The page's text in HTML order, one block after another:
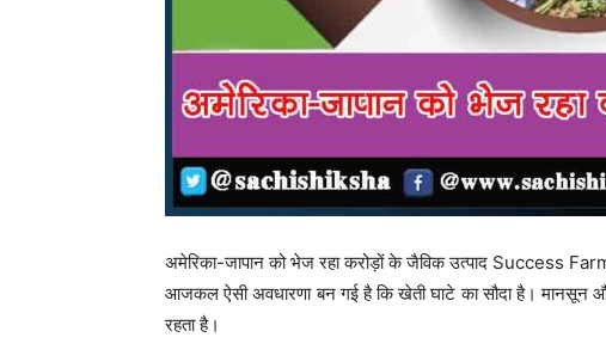
अमेरिका-जापान को भेज रहा करोड़ों के जैविक उत्पाद Success
आजकल ऐसी अवधारणा बन गई है कि खेती घाटे का सौदा है। मानसून
रहता है।